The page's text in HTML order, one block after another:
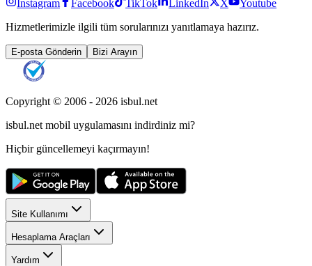
Instagram Facebook TikTok LinkedIn X
Youtube
Hizmetlerimizle ilgili tüm sorularınızı yanıtlamaya hazırız.
E-posta Gönderin Bizi Arayın
Copyright © 2006 - 2026 isbul.net
isbul.net mobil uygulamasını indirdiniz mi?
Hiçbir güncellemeyi kaçırmayın!
Site Kullanımı
Hesaplama Araçları
Yardım